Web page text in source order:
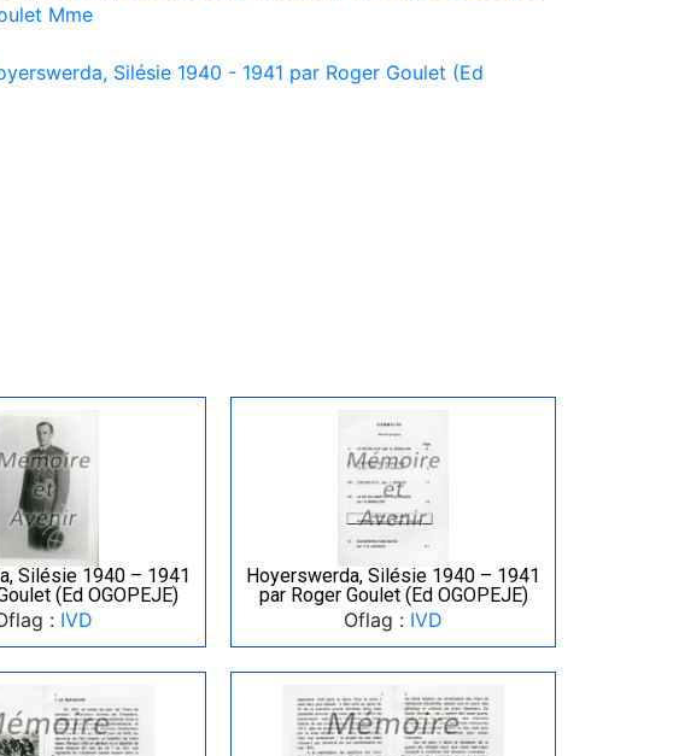
Mme
Silésie 1940 - 1941 par Roger Goulet (Ed
Silésie 1940 – 1941
(Ed OGOPEJE)
: IVD
Hoyerswerda, Silésie 1940 – 1941
par Roger Goulet (Ed OGOPEJE)
Oflag : IVD